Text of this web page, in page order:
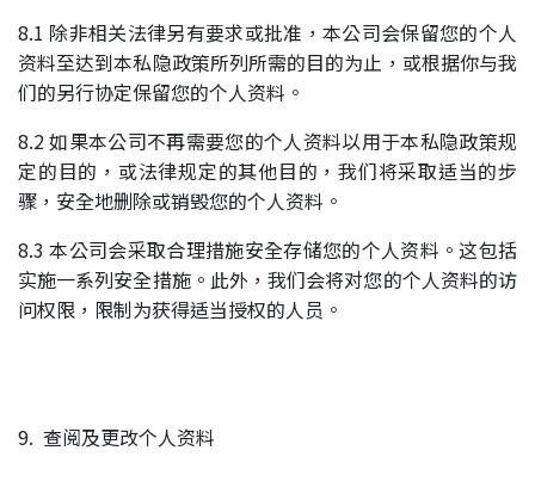
8.1 除非相关法律另有要求或批准，本公司会保留您的个人
资料至达到本私隐政策所列所需的目的为止，或根据你与我
们的另行协定保留您的个人资料。
8.2 如果本公司不再需要您的个人资料以用于本私隐政策规
定的目的，或法律规定的其他目的，我们将采取适当的步
骤，安全地删除或销毁您的个人资料。
8.3 本公司会采取合理措施安全存储您的个人资料。这包括
实施一系列安全措施。此外，我们会将对您的个人资料的访
问权限，限制为获得适当授权的人员。
9. 查阅及更改个人资料